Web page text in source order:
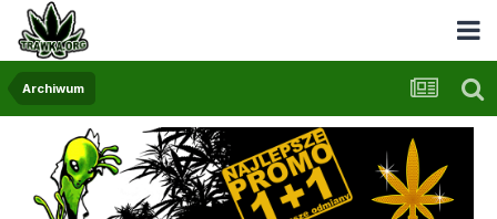
Archiwum